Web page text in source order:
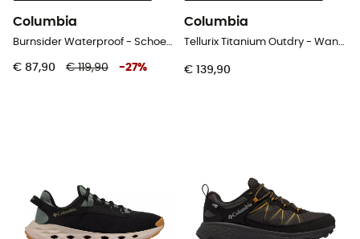
Columbia
Burnsider Waterproof - Schoenen - Heren
€ 87,90 € 119,90 -27%
Columbia
Tellurix Titanium Outdry - Wandelschoenen - Heren
€ 139,90